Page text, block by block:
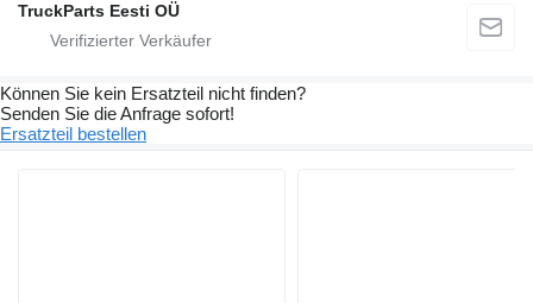
TruckParts Eesti OÜ
Können Sie kein Ersatzteil nicht finden?
Senden Sie die Anfrage sofort!
Ersatzteil bestellen